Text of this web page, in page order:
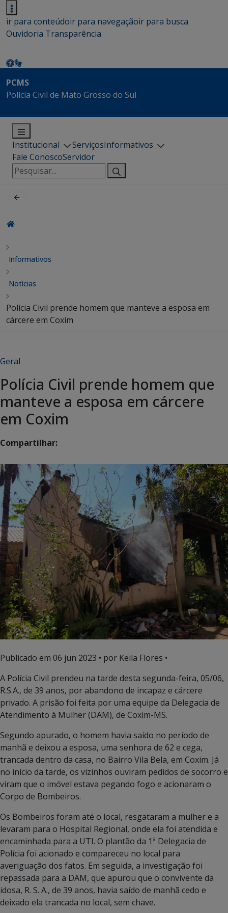
ir para conteúdoir para navegaçãoir para busca
Ouvidoria Transparência
PCMS
Polícia Civil de Mato Grosso do Sul
Institucional ServiçosInformativos
Fale ConoscoServidor
Pesquisar
por:
Informativos
Notícias
Polícia Civil prende homem que manteve a esposa em
cárcere em Coxim
Geral
Polícia Civil prende homem que
manteve a esposa em cárcere
em Coxim
Compartilhar:
Publicado em 06 jun 2023 • por Keila Flores •
A Polícia Civil prendeu na tarde desta segunda-feira, 05/06,
R.S.A., de 39 anos, por abandono de incapaz e cárcere
privado. A prisão foi feita por uma equipe da Delegacia de
Atendimento à Mulher (DAM), de Coxim-MS.
Segundo apurado, o homem havia saído no período de
manhã e deixou a esposa, uma senhora de 62 e cega,
trancada dentro da casa, no Bairro Vila Bela, em Coxim. Já
no início da tarde, os vizinhos ouviram pedidos de socorro e
viram que o imóvel estava pegando fogo e acionaram o
Corpo de Bombeiros.
Os Bombeiros foram até o local, resgataram a mulher e a
levaram para o Hospital Regional, onde ela foi atendida e
encaminhada para a UTI. O plantão da 1ª Delegacia de
Polícia foi acionado e compareceu no local para
averiguação dos fatos. Em seguida, a investigação foi
repassada para a DAM, que apurou que o convivente da
idosa, R. S. A., de 39 anos, havia saído de manhã cedo e
deixado ela trancada no local, sem chave.